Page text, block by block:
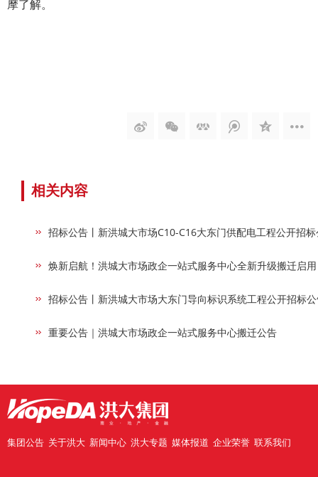
摩了解。
相关内容
招标公告丨新洪城大市场C10-C16大东门供配电工程公开招
焕新启航！洪城大市场政企一站式服务中心全新升级搬迁启用
招标公告丨新洪城大市场大东门导向标识系统工程公开招标
重要公告｜洪城大市场政企一站式服务中心搬迁公告
集团公告 关于洪大 新闻中心 洪大专题 媒体报道 企业荣誉 联系我们